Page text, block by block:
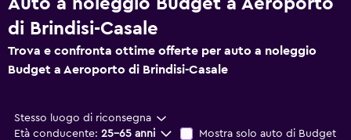
Auto a noleggio Budget a Aeroporto
di Brindisi-Casale
Trova e confronta ottime offerte per auto a noleggio
Budget a Aeroporto di Brindisi-Casale
Stesso luogo di riconsegna
Età conducente: 25-65 anni Mostra solo auto di Budget